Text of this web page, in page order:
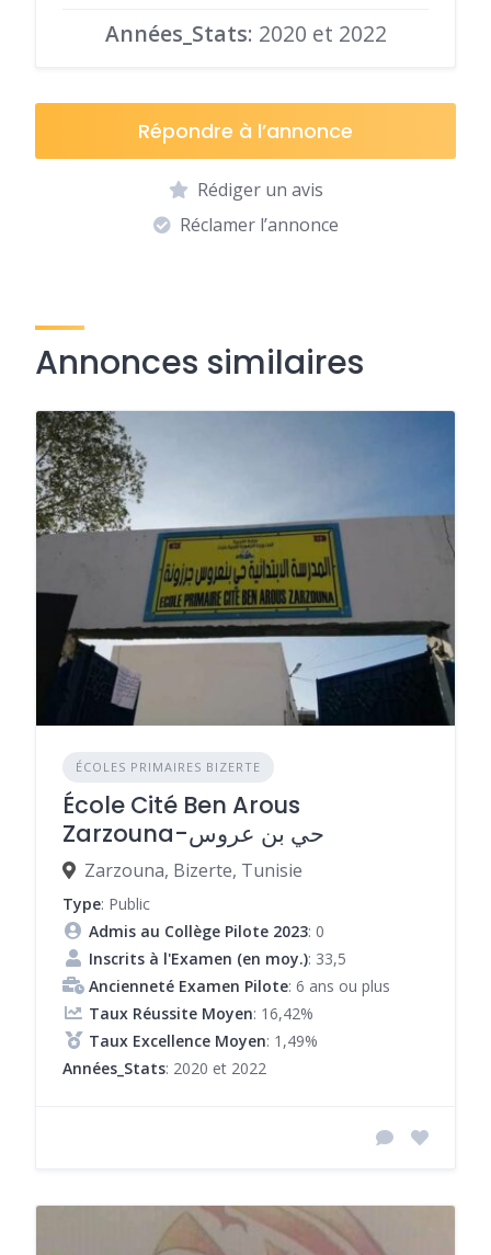
Années_Stats: 2020 et 2022
Répondre à l’annonce
Rédiger un avis
Réclamer l’annonce
Annonces similaires
ÉCOLES PRIMAIRES BIZERTE
École Cité Ben Arous
Zarzouna-حي بن عروس
Zarzouna, Bizerte, Tunisie
Type: Public
Admis au Collège Pilote 2023: 0
Inscrits à l'Examen (en moy.): 33,5
Ancienneté Examen Pilote: 6 ans ou plus
Taux Réussite Moyen: 16,42%
Taux Excellence Moyen: 1,49%
Années_Stats: 2020 et 2022